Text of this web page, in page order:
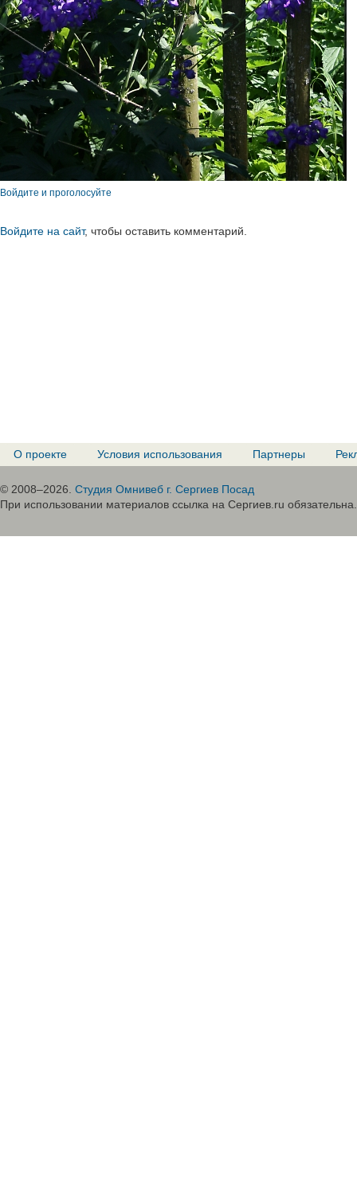
Войдите и проголосуйте
Войдите на сайт, чтобы оставить комментарий.
О проекте Условия использования Партнеры
© 2008–2026. Студия Омнивеб г. Сергиев Посад
При использовании материалов ссылка на Сергиев.ru обязательна.